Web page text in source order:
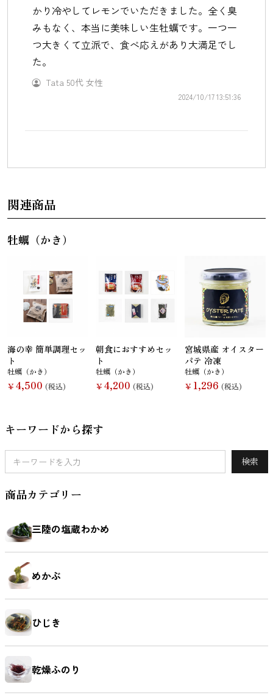
キーワードから探す
検索
商品カテゴリー
三陸の塩蔵わかめ
めかぶ
ひじき
乾燥ふのり
かり冷やしてレモンでいただきました。全く臭
みもなく、本当に美味しい生牡蠣です。一つ一
つ大きくて立派で、食べ応えがあり大満足でし
た。
Tata 50代 女性
2024/10/17 13:51:36
関連商品
牡蠣（かき）
海の幸 簡単調理セッ
ト
牡蠣（かき）
￥4,500 (税込)
朝食におすすめセッ
ト
牡蠣（かき）
￥4,200 (税込)
宮城県産 オイスター
パテ 冷凍
牡蠣（かき）
￥ 1,296 (税込)